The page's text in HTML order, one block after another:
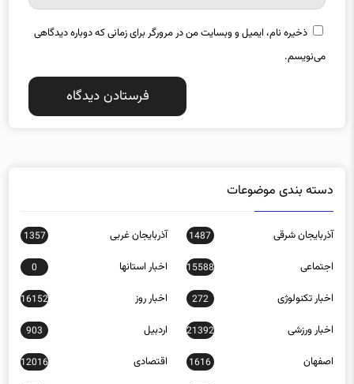
ذخیره نام، ایمیل و وبسایت من در مرورگر برای زمانی که دوباره دیدگاهی
می‌نویسم.
دسته بندی موضوعات
آذربایجان شرقی 1487 آذربایجان غربی 1357
اجتماعی 15588 اخبار استانها 0
اخبار تکنولوژی 272 اخبار روز 16152
اخبار ورزشی 21392 اردبیل 903
اصفهان 1616 اقتصادی 12016